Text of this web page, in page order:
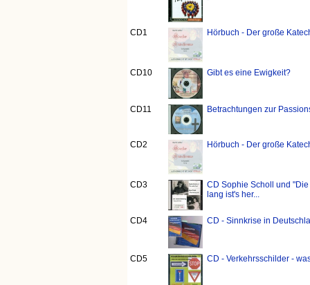
CD1 Hörbuch - Der große
CD10 Gibt es eine Ewigkeit?
CD11 Betrachtungen zur
CD2 Hörbuch - Der große
CD3
CD Sophie Scholl und
lang ist's her...
CD4 CD - Sinnkrise in
CD5 CD - Verkehrsschilder -